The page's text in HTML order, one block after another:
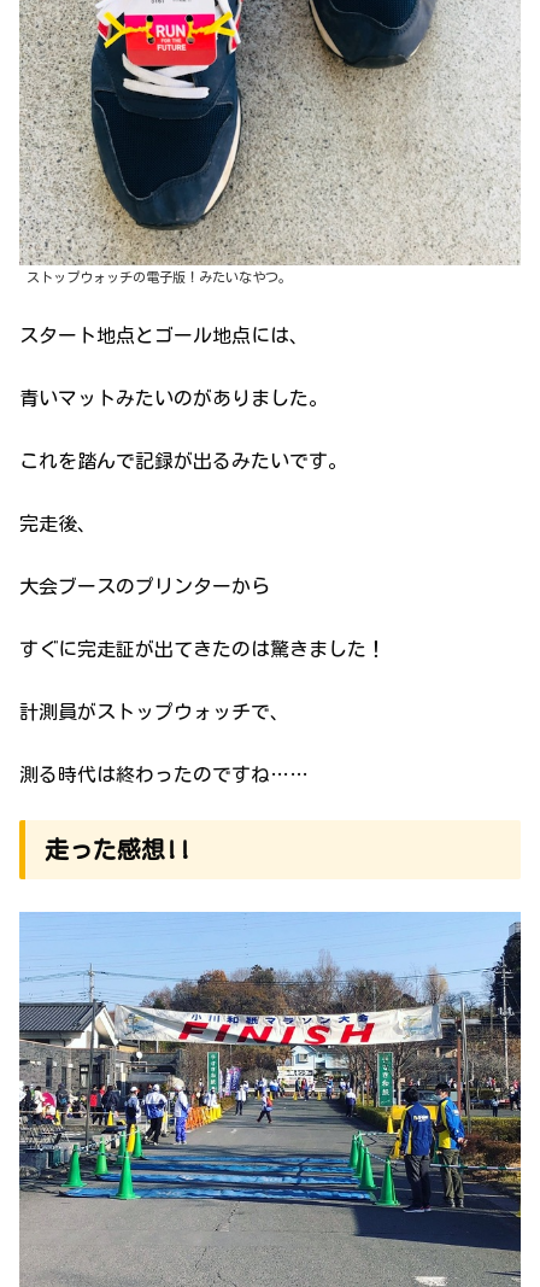
ストップウォッチの電子版！みたいなやつ。
スタート地点とゴール地点には、
青いマットみたいのがありました。
これを踏んで記録が出るみたいです。
完走後、
大会ブースのプリンターから
すぐに完走証が出てきたのは驚きました！
計測員がストップウォッチで、
測る時代は終わったのですね……
走った感想!!